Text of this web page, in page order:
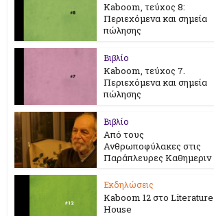
Kaboom, τεύχος 8:
Περιεχόμενα και σημεία
πώλησης
Βιβλίο
Kaboom, τεύχος 7.
Περιεχόμενα και σημεία
πώλησης
Βιβλίο
Από τους
Ανθρωποφύλακες στις
Παράπλευρες Καθημεριν
Εκδηλώσεις
Kaboom 12 στο Literature
House